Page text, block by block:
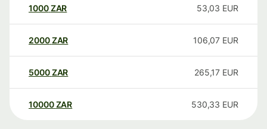
1000ZAR 53,03 EUR
2000ZAR 106,07 EUR
5000ZAR 265,17 EUR
10000 ZAR 530,33 EUR